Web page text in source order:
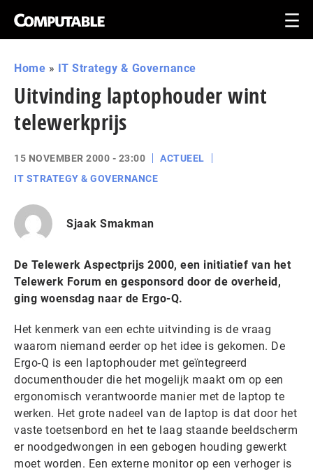
Home » IT Strategy & Governance
Uitvinding laptophouder wint
telewerkprijs
15 NOVEMBER 2000 - 23:00
ACTUEEL
IT STRATEGY & GOVERNANCE
Sjaak Smakman
De Telewerk Aspectprijs 2000, een initiatief van het
Telewerk Forum en gesponsord door de overheid,
ging woensdag naar de Ergo-Q.
Het kenmerk van een echte uitvinding is de vraag
waarom niemand eerder op het idee is gekomen. De
Ergo-Q is een laptophouder met geïntegreerd
documenthouder die het mogelijk maakt om op een
ergonomisch verantwoorde manier met de laptop te
werken. Het grote nadeel van de laptop is dat door het
vaste toetsenbord en het te laag staande beeldscherm
er noodgedwongen in een gebogen houding gewerkt
moet worden. Een externe monitor op een verhoger is